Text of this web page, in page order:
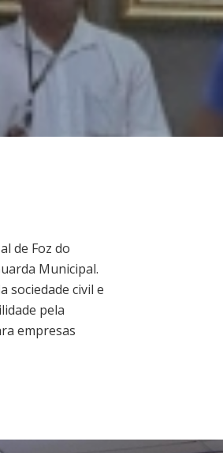
de Foz do
Municipal.
sociedade civil e
pela
empresas